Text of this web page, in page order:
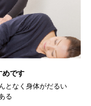
めです
となく身体がだるい
る